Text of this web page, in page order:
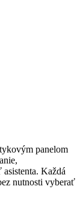
panelom
Každá
nutnosti vyberať